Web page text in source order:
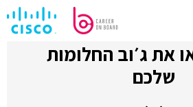
את ג׳וב החלומות
שלכם